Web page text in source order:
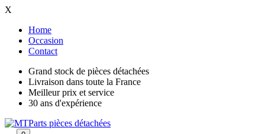
X
Home
Occasion
Contact
Grand stock de pièces détachées
Livraison dans toute la France
Meilleur prix et service
30 ans d'expérience